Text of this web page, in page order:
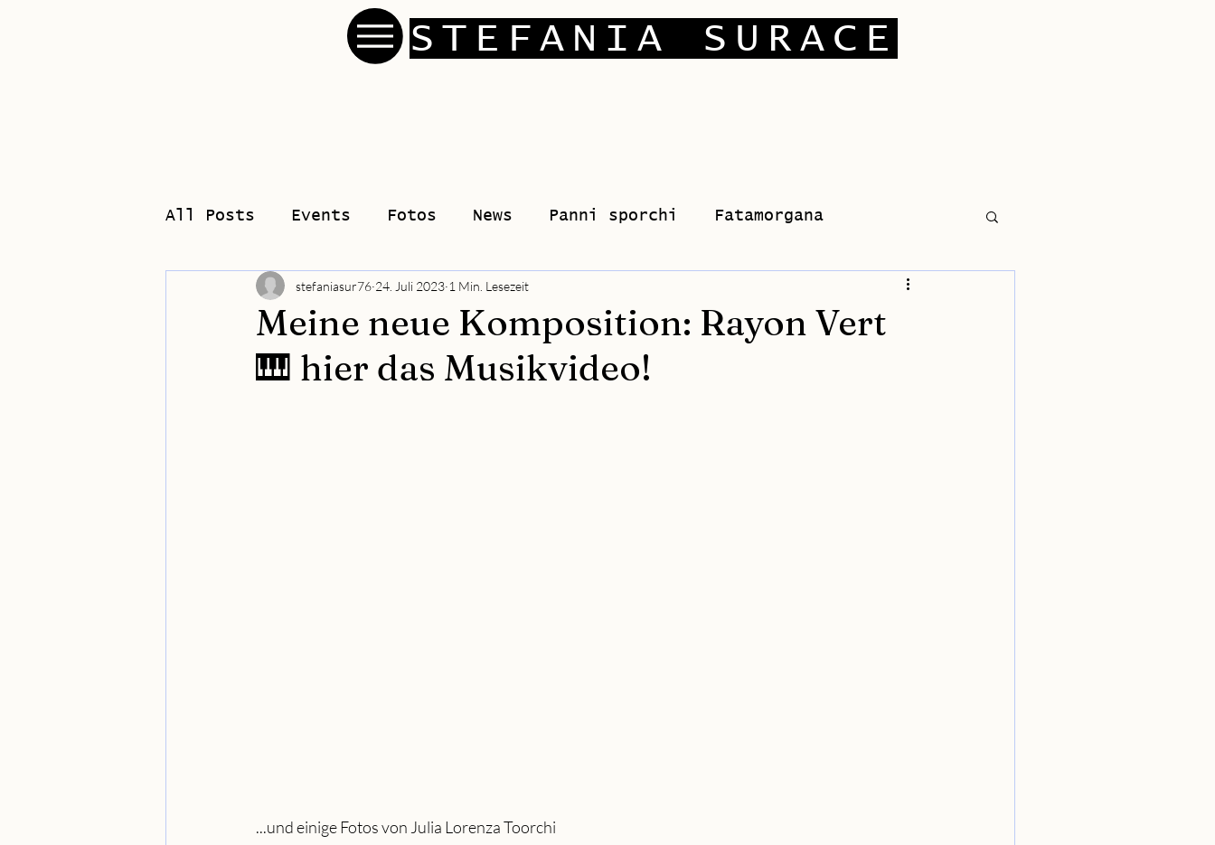
STEFANIA SURACE
All Posts Events Fotos News Panni sporchi Fatamorgana
Meine neue Komposition: Rayon Vert
🎹 hier das Musikvideo!
stefaniasur76 24. Juli 2023 1 Min. Lesezeit
...und einige Fotos von Julia Lorenza Toorchi